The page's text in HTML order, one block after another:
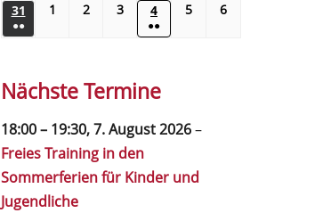
31
●●
1 2 3 4
●●
5 6
Nächste Termine
18:00– 19:30,7. August 2026–
Freies Training in den
Sommerferien für Kinder und
Jugendliche